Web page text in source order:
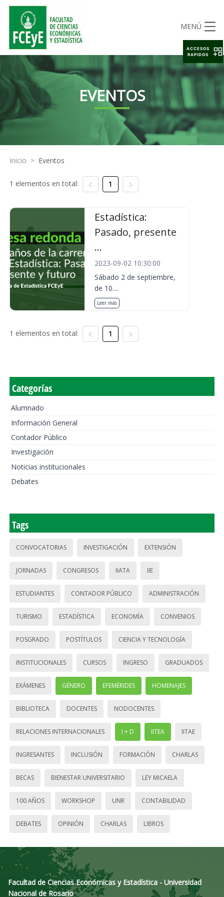
MENÚ
EVENTOS
Inicio > Eventos
1 elementos en total: 1
Estadística:
Pasado, presente
...
2023-09-02 10:30:00
Sábado 2 de septiembre,
de 10....
Leer más
1 elementos en total: 1
Categorías
Alumnado
Información General
Contador Público
Investigación
Noticias institucionales
Debates
Tags
CONVOCATORIAS INVESTIGACIÓN EXTENSIÓN
JORNADAS CONGRESOS IIATA IIE
ESTUDIANTES CONTADOR PÚBLICO ADMINISTRACIÓN
TURISMO ESTADÍSTICA ECONOMÍA CONVENIOS
POSGRADO POSTÍTULOS CIENCIA Y TECNOLOGÍA
INSTITUCIONALES CURSOS INGRESO GRADUADOS
EXÁMENES GÉNERO EFEMÉRIDES HOMENAJES
BIBLIOTECA DOCENTES NODOCENTES
RELACIONES INTERNACIONALES I + D IITEA IITAE
INGRESANTES INCLUSIÓN FORMACIÓN CHARLAS
BECAS BIENESTAR UNIVERSITARIO LEY MICAELA
100 AÑOS WORKSHOP UNR CONTABILIDAD
DEBATES OPINIÓN CHARLAS LIBROS
Facultad de Ciencias Económicas y Estadística - Universidad
Nacional de Rosario
ACCESOS
RAPIDOS